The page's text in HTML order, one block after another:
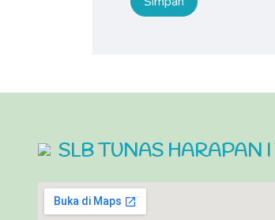
SLB TUNAS HARAPAN